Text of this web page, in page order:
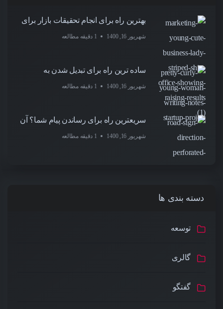
بهترین راه برای انجام تحقیقات بازار برای
شهریور 16, 1400 1 دقیقه مطالعه
ساده ترین راه برای تبدیل شدن به
شهریور 16, 1400 1 دقیقه مطالعه
سریعترین راه برای رساندن پیام شما؟ آن
شهریور 16, 1400 1 دقیقه مطالعه
دسته بندی ها
توسعه
گالری
گفتگو